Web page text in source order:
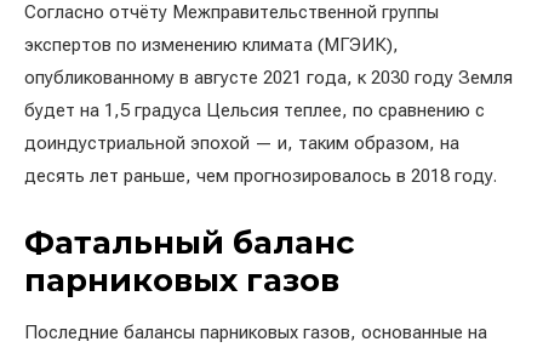
Согласно отчёту Межправительственной группы
экспертов по изменению климата (МГЭИК),
опубликованному в августе 2021 года, к 2030 году Земля
будет на 1,5 градуса Цельсия теплее, по сравнению с
доиндустриальной эпохой — и, таким образом, на
десять лет раньше, чем прогнозировалось в 2018 году.
Фатальный баланс
парниковых газов
Последние балансы парниковых газов, основанные на